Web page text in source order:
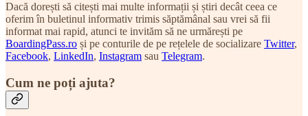
Dacă dorești să citești mai multe informații și știri decât ceea ce
oferim în buletinul informativ trimis săptămânal sau vrei să fii
informat mai rapid, atunci te invităm să ne urmărești pe
BoardingPass.ro și pe conturile de pe rețelele de socializare Twitter,
Facebook, LinkedIn, Instagram sau Telegram.
Cum ne poți ajuta?